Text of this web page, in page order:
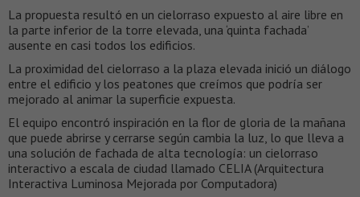
La propuesta resultó en un cielorraso expuesto al aire libre en
la parte inferior de la torre elevada, una ‘quinta fachada’
ausente en casi todos los edificios.
La proximidad del cielorraso a la plaza elevada inició un diálogo
entre el edificio y los peatones que creímos que podría ser
mejorado al animar la superficie expuesta.
El equipo encontró inspiración en la flor de gloria de la mañana
que puede abrirse y cerrarse según cambia la luz, lo que lleva a
una solución de fachada de alta tecnología: un cielorraso
interactivo a escala de ciudad llamado CELIA (Arquitectura
Interactiva Luminosa Mejorada por Computadora)